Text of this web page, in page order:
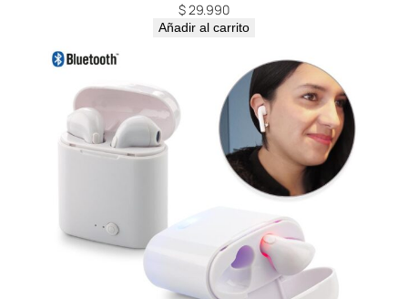
$29.990
Añadir al carrito